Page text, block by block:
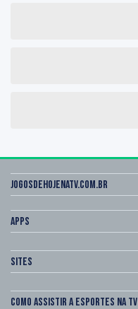
Jogosdehojenatv.com.br
Apps
Sites
Como assistir a esportes na TV